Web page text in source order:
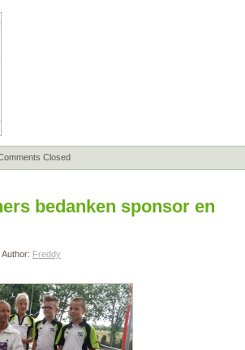
Closed
bedanken sponsor en
Author: Freddy